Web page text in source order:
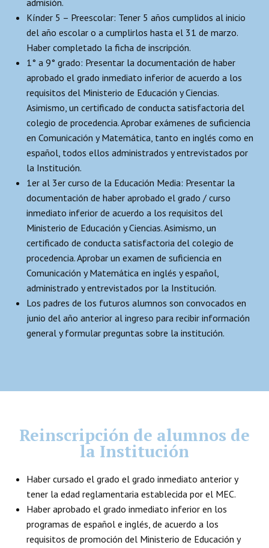
Kínder 5 – Preescolar: Tener 5 años cumplidos al inicio
del año escolar o a cumplirlos hasta el 31 de marzo.
Haber completado la ficha de inscripción.
1° a 9° grado: Presentar la documentación de haber
aprobado el grado inmediato inferior de acuerdo a los
requisitos del Ministerio de Educación y Ciencias.
Asimismo, un certificado de conducta satisfactoria del
colegio de procedencia. Aprobar exámenes de suficiencia
en Comunicación y Matemática, tanto en inglés como en
español, todos ellos administrados y entrevistados por
la Institución.
1er al 3er curso de la Educación Media: Presentar la
documentación de haber aprobado el grado / curso
inmediato inferior de acuerdo a los requisitos del
Ministerio de Educación y Ciencias. Asimismo, un
certificado de conducta satisfactoria del colegio de
procedencia. Aprobar un examen de suficiencia en
Comunicación y Matemática en inglés y español,
administrado y entrevistados por la Institución.
Los padres de los futuros alumnos son convocados en
junio del año anterior al ingreso para recibir información
general y formular preguntas sobre la institución.
Reinscripción de alumnos de
la Institución
Haber cursado el grado el grado inmediato anterior y
tener la edad reglamentaria establecida por el MEC.
Haber aprobado el grado inmediato inferior en los
programas de español e inglés, de acuerdo a los
requisitos de promoción del Ministerio de Educación y